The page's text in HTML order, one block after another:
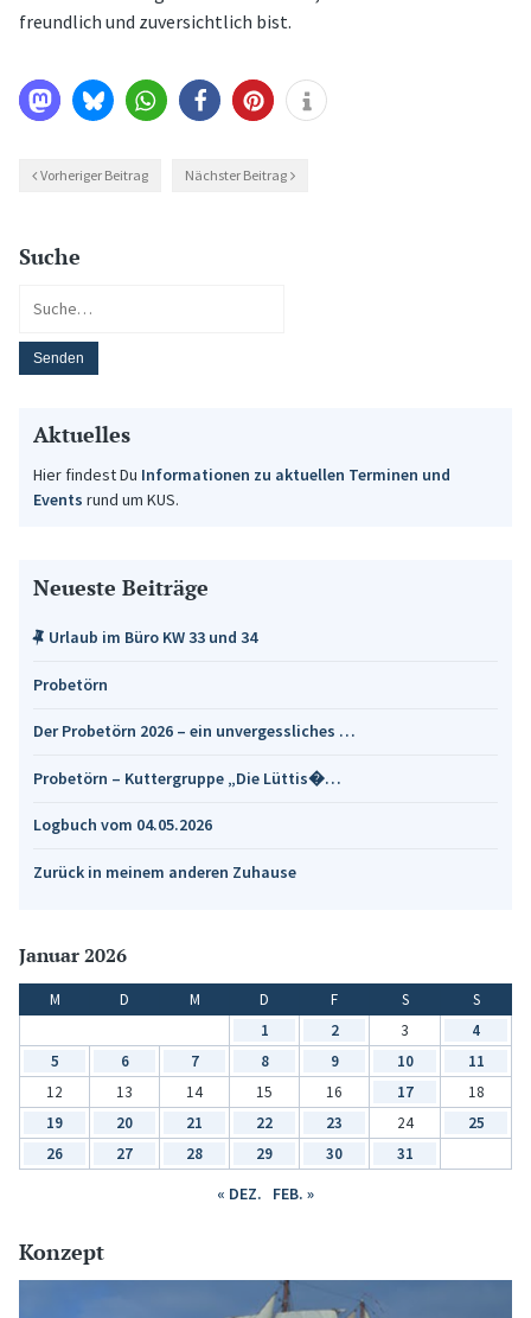
freundlich und zuversichtlich bist.
Vorheriger Beitrag Nächster Beitrag
Suche
Aktuelles
Hier findest Du Informationen zu aktuellen Terminen und
Events rund um KUS.
Neueste Beiträge
Urlaub im Büro KW 33 und 34
Probetörn
Der Probetörn 2026 – ein unvergessliches …
Probetörn – Kuttergruppe „Die Lüttis�…
Logbuch vom 04.05.2026
Zurück in meinem anderen Zuhause
Januar 2026
M D M D F S
S
1
2 3
4
5
6 7 8 9 10
11
12
13 14 15 16 17
18
19
20 21 22 23 24
25
26
27 28 29 30 31
« DEZ. FEB. »
Konzept